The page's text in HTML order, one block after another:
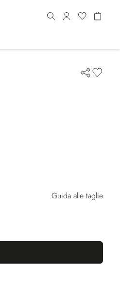
Guida alle taglie